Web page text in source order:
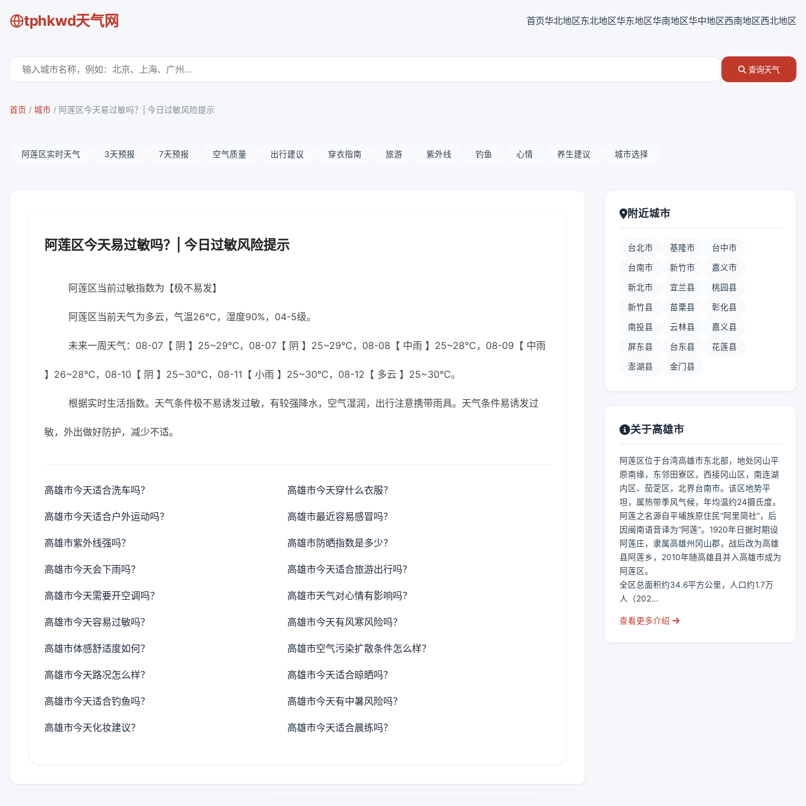
tphkwd天气网 首页华北地区东北地区华东地区华南地区华中地区西南地区西北地区
查询天气
首页 / 城市 / 阿莲区今天易过敏吗？| 今日过敏风险提示
阿莲区实时天气 3天预报 7天预报 空气质量 出行建议 穿衣指南 旅游 紫外线 钓鱼 心情 养生建议 城市选择
阿莲区今天易过敏吗？| 今日过敏风险提示
阿莲区当前过敏指数为【极不易发】
阿莲区当前天气为多云，气温26℃，湿度90%，04-5级。
未来一周天气：08-07【 阴 】25~29℃，08-07【 阴 】25~29℃，08-08【 中雨 】25~28℃，08-09【 中雨
】26~28℃，08-10【 阴 】25~30℃，08-11【 小雨 】25~30℃，08-12【 多云 】25~30℃。
根据实时生活指数。天气条件极不易诱发过敏，有较强降水，空气湿润，出行注意携带雨具。天气条件易诱发过
敏，外出做好防护，减少不适。
高雄市今天适合洗车吗？ 高雄市今天穿什么衣服？
高雄市今天适合户外运动吗？ 高雄市最近容易感冒吗？
高雄市紫外线强吗？ 高雄市防晒指数是多少？
高雄市今天会下雨吗？ 高雄市今天适合旅游出行吗？
高雄市今天需要开空调吗？ 高雄市天气对心情有影响吗？
高雄市今天容易过敏吗？ 高雄市今天有风寒风险吗？
高雄市体感舒适度如何？ 高雄市空气污染扩散条件怎么样？
高雄市今天路况怎么样？ 高雄市今天适合晾晒吗？
高雄市今天适合钓鱼吗？ 高雄市今天有中暑风险吗？
高雄市今天化妆建议？ 高雄市今天适合晨练吗？
附近城市
台北市 基隆市 台中市
台南市 新竹市 嘉义市
新北市 宜兰县 桃园县
新竹县 苗栗县 彰化县
南投县 云林县 嘉义县
屏东县 台东县 花莲县
澎湖县 金门县
关于高雄市
阿莲区位于台湾高雄市东北部，地处冈山平
原南缘，东邻田寮区，西接冈山区，南连湖
内区、茄萣区，北界台南市。该区地势平
坦，属热带季风气候，年均温约24摄氏度。
阿莲之名源自平埔族原住民“阿里简社”，后
因闽南语音译为“阿莲”。1920年日据时期设
阿莲庄，隶属高雄州冈山郡，战后改为高雄
县阿莲乡，2010年随高雄县并入高雄市成为
阿莲区。
全区总面积约34.6平方公里，人口约1.7万
人（202...
查看更多介绍